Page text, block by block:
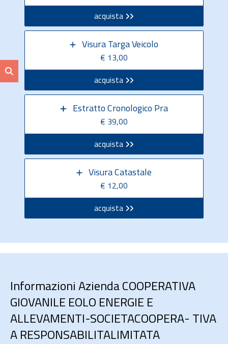
acquista
Visura Targa Veicolo
€ 13,00
acquista
Estratto Cronologico Pra
€ 39,00
acquista
Visura Catastale
€ 12,00
acquista
Informazioni Azienda COOPERATIVA
GIOVANILE EOLO ENERGIE E
ALLEVAMENTI-SOCIETACOOPERA- TIVA
A RESPONSABILITALIMITATA